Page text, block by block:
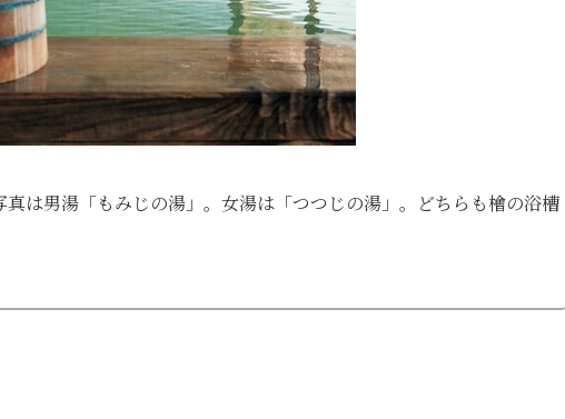
は男湯「もみじの湯」。女湯は「つつじの湯」。どちらも檜の浴槽